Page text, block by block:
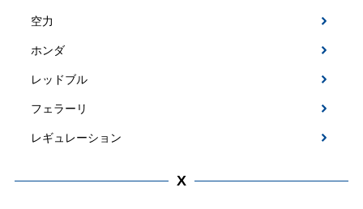
空力
ホンダ
レッドブル
フェラーリ
レギュレーション
X